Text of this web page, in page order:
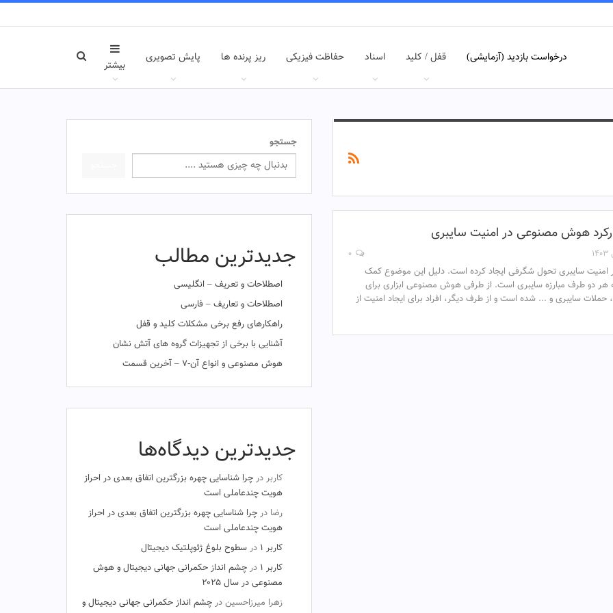
درخواست بازدید (آزمایشی) قفل / کلید اسناد حفاظت فیزیکی ریز پرنده ها پایش تصویری
بیشتر
هوش مصنوعی در امنیت سایبری
سایبری تحول شگرفی ایجاد کرده است. دلیل این موضوع کمک
دو طرف مبارزه سایبری است. از طرفی هوش مصنوعی ابزاری برای
حملات سایبری و ... شده است و از طرف دیگر، افراد برای ایجاد امنیت از
جستجو
جدیدترین مطالب
اصطلاحات و تعریف – انگلیسی
اصطلاحات و تعاریف – فارسی
راهکارهای رفع برخی مشکلات کلید و قفل
آشنایی با برخی از تجهیزات گروه های آتش نشان
هوش مصنوعی و انواع آن-۷ – آخرین قسمت
جدیدترین دیدگاه‌ها
کاربردر چرا شناسایی چهره بزرگترین اتفاق بعدی در احراز
هویت چندعاملی است
رضا در چرا شناسایی چهره بزرگترین اتفاق بعدی در احراز
هویت چندعاملی است
کاربر ۱
در سطوح بلوغ ژئوپلتیک دیجیتال
کاربر ۱
در چشم‌ انداز حکمرانی جهانی دیجیتال و هوش
مصنوعی در سال ۲۰۲۵
زهرا میرزاحسیندر چشم‌ انداز حکمرانی جهانی دیجیتال و